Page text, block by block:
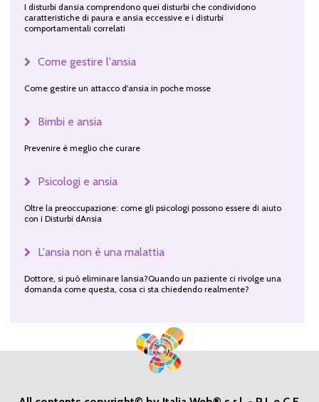
I disturbi dansia comprendono quei disturbi che condividono
caratteristiche di paura e ansia eccessive e i disturbi
comportamentali correlati
Come gestire l'ansia
Come gestire un attacco d'ansia in poche mosse
Bimbi e ansia
Prevenire è meglio che curare
Psicologi e ansia
Oltre la preoccupazione: come gli psicologi possono essere di aiuto
con i Disturbi dAnsia
L'ansia non è una malattia
Dottore, si può eliminare lansia?Quando un paziente ci rivolge una
domanda come questa, cosa ci sta chiedendo realmente?